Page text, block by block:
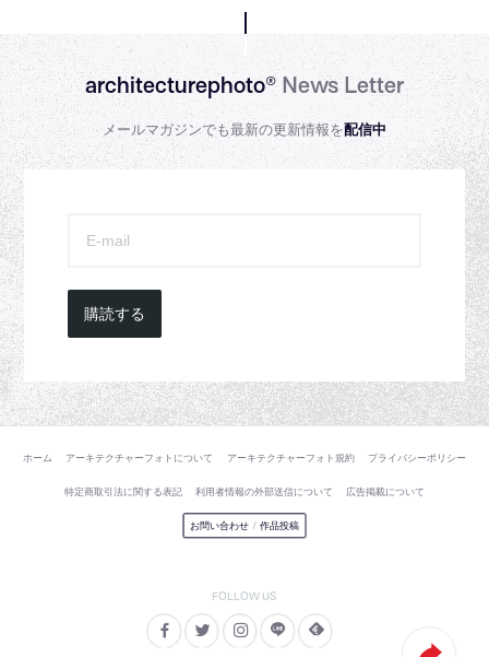
architecturephoto®News Letter
メールマガジンでも最新の更新情報を配信中
購読する
ホーム アーキテクチャーフォトについて アーキテクチャーフォト規約 プライバシーポリシー
特定商取引法に関する表記 利用者情報の外部送信について 広告掲載について
お問い合わせ / 作品投稿